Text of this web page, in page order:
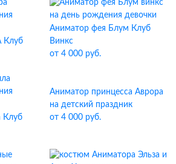
Клуб
Аниматор фея Блум Клуб
Винкс
от 4 000 руб.
Клуб
Аниматор принцесса Аврора
на детский праздник
от 4 000 руб.